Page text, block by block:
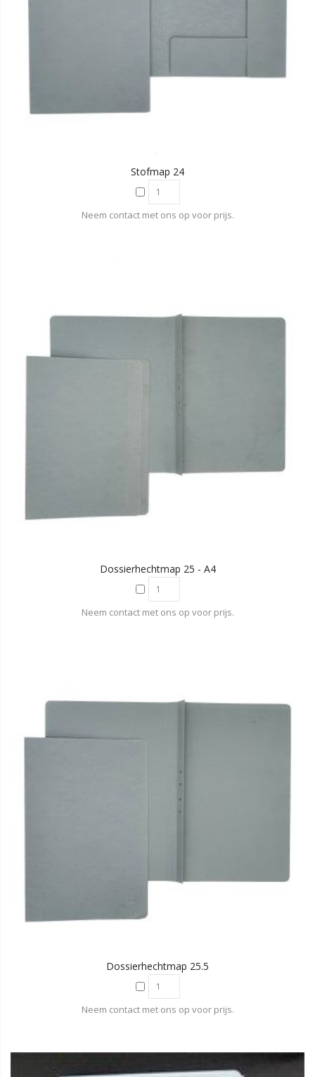
Stofmap 24
Neem contact met ons op voor prijs.
Dossierhechtmap 25 - A4
Neem contact met ons op voor prijs.
Dossierhechtmap 25.5
Neem contact met ons op voor prijs.